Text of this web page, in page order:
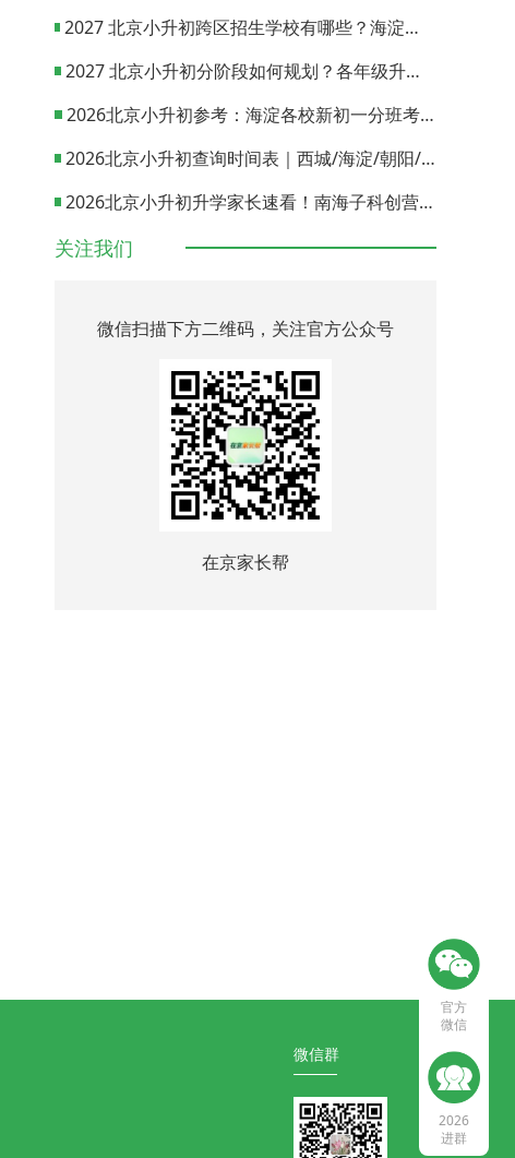
2027 北京小升初跨区招生学校有哪些？海淀西城东城全市招生校完整汇总
2027 北京小升初分阶段如何规划？各年级升学节点与升学通道全梳理
2026北京小升初参考：海淀各校新初一分班考试日期汇总
2026北京小升初查询时间表｜西城/海淀/朝阳/东城/丰台一键对照
2026北京小升初升学家长速看！南海子科创营报名通道正式开启
关注我们
微信扫描下方二维码，关注官方公众号
在京家长帮
微信群
官方
微信
2026
进群